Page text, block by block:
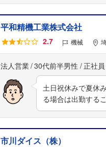
平和精機工業株式会社
2.7 機械
法人営業 30代前半男性 正社員
土日祝休みで夏休
る場合は出勤する
市川ダイス（株）